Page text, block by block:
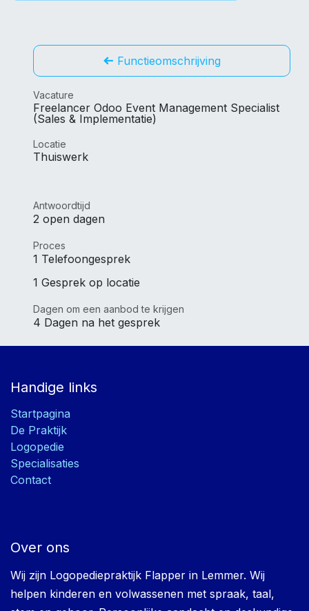
Functieomschrijving
Vacature
Freelancer Odoo Event Management Specialist
(Sales & Implementatie)
Locatie
Thuiswerk
Antwoordtijd
2 open dagen
Proces
1 Telefoongesprek
1 Gesprek op locatie
Dagen om een aanbod te krijgen
4 Dagen na het gesprek
Handige links
Startpagina
De Praktijk
Logopedie
Specialisaties
Contact
Over ons
Wij zijn Logopediepraktijk Flapper in Lemmer. Wij
helpen kinderen en volwassenen met spraak, taal,